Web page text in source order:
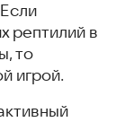
рептилий в
то
игрой.